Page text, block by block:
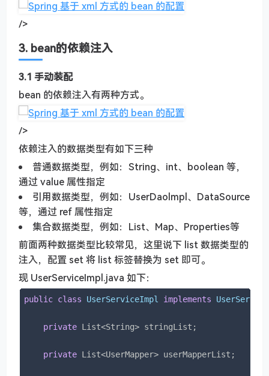
/>
3. bean的依赖注入
3.1 手动装配
bean 的依赖注入有两种方式。
/>
依赖注入的数据类型有如下三种
普通数据类型，例如：String、int、boolean 等，
通过 value 属性指定
引用数据类型，例如：UserDaolmpl、DataSource
等，通过 ref 属性指定
集合数据类型，例如：List、Map、Properties等
前面两种数据类型比较常见，这里说下 list 数据类型的
注入，配置 set 将 list 标签替换为 set 即可。
现 UserServiceImpl.java 如下：
public class UserServiceImpl implements UserService
private List<String> stringList;
private List<UserMapper> userMapperList;